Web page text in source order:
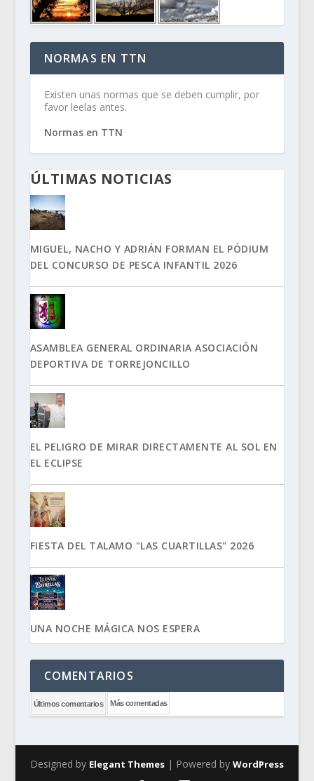
NORMAS EN TTN
Existen unas normas que se deben cumplir, por
favor leelas antes.
Normas en TTN
ÚLTIMAS NOTICIAS
MIGUEL, NACHO Y ADRIÁN FORMAN EL PÓDIUM
DEL CONCURSO DE PESCA INFANTIL 2026
ASAMBLEA GENERAL ORDINARIA ASOCIACIÓN
DEPORTIVA DE TORREJONCILLO
EL PELIGRO DE MIRAR DIRECTAMENTE AL SOL EN
EL ECLIPSE
FIESTA DEL TALAMO "LAS CUARTILLAS" 2026
UNA NOCHE MÁGICA NOS ESPERA
COMENTARIOS
Últimos comentarios Más comentadas
Designed by Elegant Themes| Powered by WordPress